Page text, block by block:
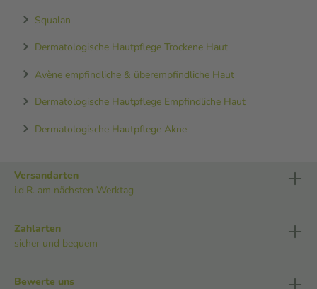
Squalan
Dermatologische Hautpflege Trockene Haut
Avène empfindliche & überempfindliche Haut
Dermatologische Hautpflege Empfindliche Haut
Dermatologische Hautpflege Akne
Versandarten
i.d.R. am nächsten Werktag
Zahlarten
sicher und bequem
Bewerte uns